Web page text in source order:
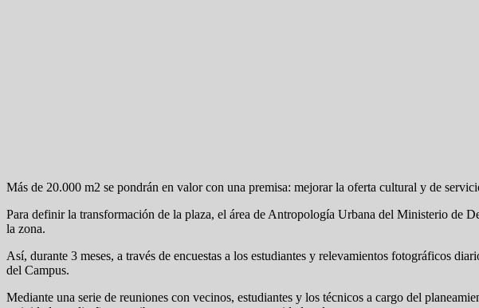
Más de 20.000 m2 se pondrán en valor con una premisa: mejorar la oferta cultural y de
Para definir la transformación de la plaza, el área de Antropología Urbana del Ministerio de
la zona.
Así, durante 3 meses, a través de encuestas a los estudiantes y relevamientos fotográficos
del Campus.
Mediante una serie de reuniones con vecinos, estudiantes y los técnicos a cargo del